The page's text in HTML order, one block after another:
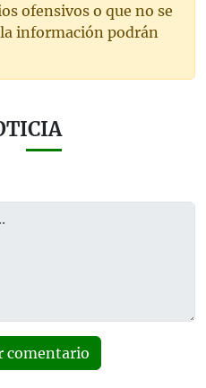
ofensivos o que no se
información podrán
comentario